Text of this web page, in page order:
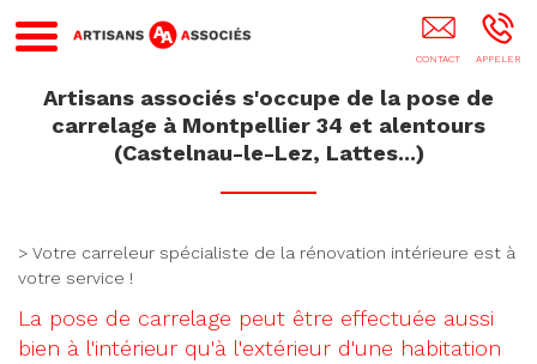
Artisan Montpellier Herault 34 Frontignan
Artisans associés s'occupe de la pose de
carrelage à Montpellier 34 et alentours
(Castelnau-le-Lez, Lattes...)
> Votre carreleur spécialiste de la rénovation intérieure est à
votre service !
La pose de carrelage peut être effectuée aussi
bien à l'intérieur qu'à l'extérieur d'une habitation